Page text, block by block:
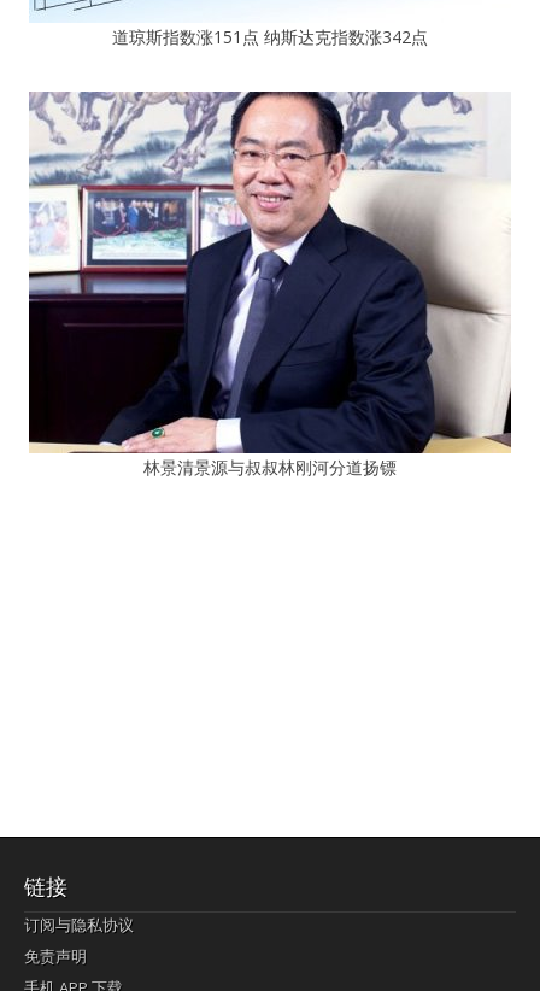
道琼斯指数涨151点 纳斯达克指数涨342点
林景清景源与叔叔林刚河分道扬镖
链接
订阅与隐私协议
免责声明